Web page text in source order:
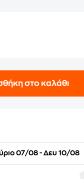
στο καλάθι
07/08 - Δευ 10/08